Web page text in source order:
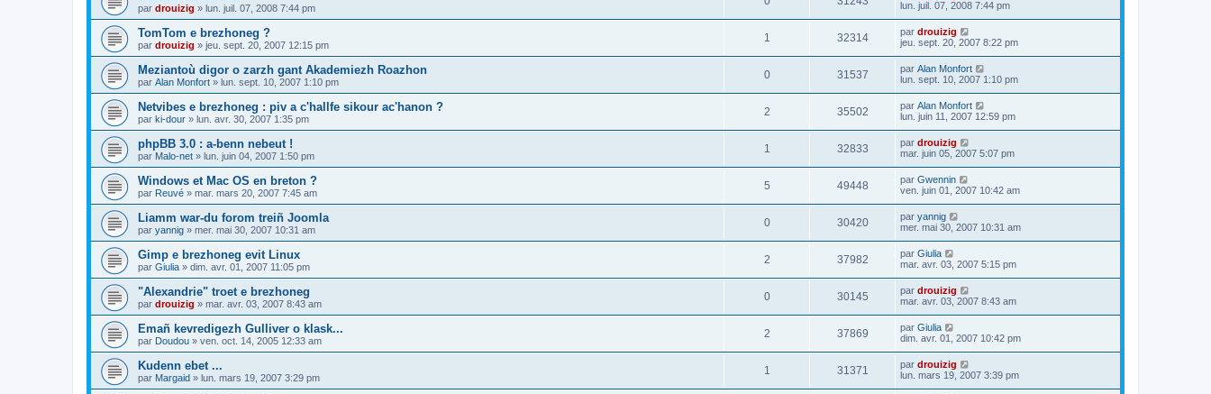
par drouizig » lun. juil. 07, 2008 7:44 pm
lun. juil. 07, 2008 7:44 pm
TomTom e brezhoneg ?
par drouizig » jeu. sept. 20, 2007 12:15 pm
1 32314 par drouizig
jeu. sept. 20, 2007 8:22 pm
Meziantoù digor o zarzh gant Akademiezh Roazhon
par Alan Monfort » lun. sept. 10, 2007 1:10 pm
0 31537 par Alan Monfort
lun. sept. 10, 2007 1:10 pm
Netvibes e brezhoneg : piv a c'hallfe sikour ac'hanon ?
par ki-dour » lun. avr. 30, 2007 1:35 pm
2 35502 par Alan Monfort
lun. juin 11, 2007 12:59 pm
phpBB 3.0 : a-benn nebeut !
par Malo-net » lun. juin 04, 2007 1:50 pm
1 32833 par drouizig
mar. juin 05, 2007 5:07 pm
Windows et Mac OS en breton ?
par Reuvé » mar. mars 20, 2007 7:45 am
5 49448 par Gwennin
ven. juin 01, 2007 10:42 am
Liamm war-du forom treiñ Joomla
par yannig » mer. mai 30, 2007 10:31 am
0 30420 par yannig
mer. mai 30, 2007 10:31 am
Gimp e brezhoneg evit Linux
par Giulia » dim. avr. 01, 2007 11:05 pm
2 37982 par Giulia
mar. avr. 03, 2007 5:15 pm
"Alexandrie" troet e brezhoneg
par drouizig » mar. avr. 03, 2007 8:43 am
0 30145 par drouizig
mar. avr. 03, 2007 8:43 am
Emañ kevredigezh Gulliver o klask...
par Doudou » ven. oct. 14, 2005 12:33 am
2 37869 par Giulia
dim. avr. 01, 2007 10:42 pm
Kudenn ebet ...
par Margaid » lun. mars 19, 2007 3:29 pm
1 31371 par drouizig
lun. mars 19, 2007 3:39 pm